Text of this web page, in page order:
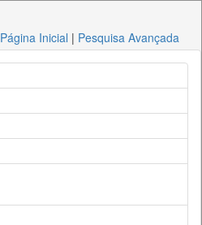
Página Inicial | Pesquisa Avançada